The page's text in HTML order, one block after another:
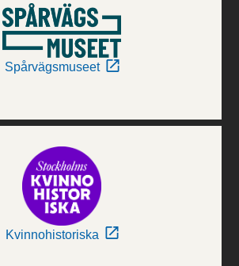
Spårvägsmuseet
Kvinnohistoriska